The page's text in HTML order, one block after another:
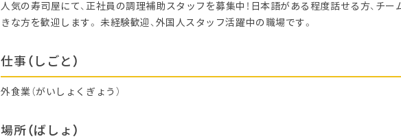
人気の寿司屋にて、正社員の調理補助スタッフを募集中！日本語がある程度話せる方、チー
きな方を歓迎します。 未経験歓迎、外国人スタッフ活躍中の職場です。
仕事（しごと）
外食業（がいしょくぎょう）
場所（ばしょ）